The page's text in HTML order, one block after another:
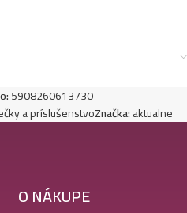
5908260613730
a príslušenstvoZnačka:aktualne
O NÁKUPE